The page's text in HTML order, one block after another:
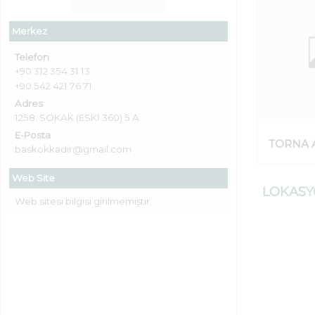
Merkez
Telefon
+90 312 354 31 13
+90 542 421 76 71
Adres
1258. SOKAK (ESKİ 360) 5 A
E-Posta
baskokkadir@gmail.com
Web Site
Web sitesi bilgisi girilmemiştir.
TORNA